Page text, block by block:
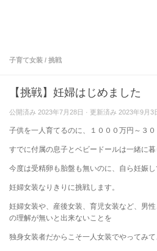
子育て女装 / 挑戦
【挑戦】妊婦はじめました
公開済み 2023年7月28日 · 更新済み 2023年9月3
子供を一人育てるのに、１０００万円～３０
すでに付属の息子とベビードールは一緒に暮
今度は受精卵も胎盤も無いのに、自ら妊娠
妊婦女装なりきりに挑戦します。
妊婦女装や、産後女装、育児女装など、男
の理解が無いと出来ないことを
独身女装者だからこそ一人女装でやってみて